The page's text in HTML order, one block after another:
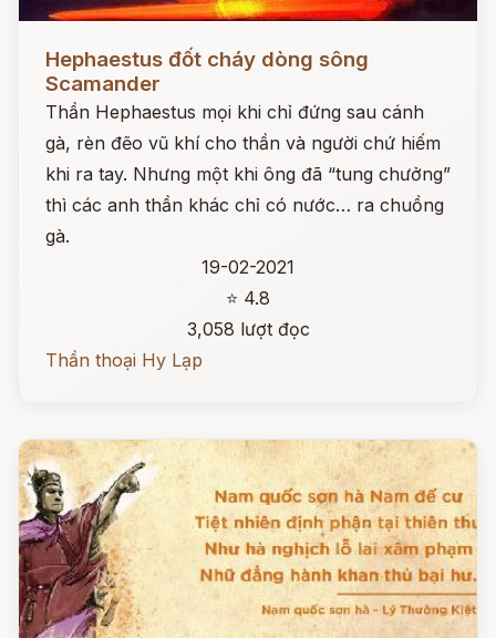
Hephaestus đốt cháy dòng sông
Scamander
Thần Hephaestus mọi khi chỉ đứng sau cánh
gà, rèn đẽo vũ khí cho thần và người chứ hiếm
khi ra tay. Nhưng một khi ông đã “tung chưởng”
thì các anh thần khác chỉ có nước… ra chuồng
gà.
19-02-2021
⭐ 4.8
3,058 lượt đọc
Thần thoại Hy Lạp